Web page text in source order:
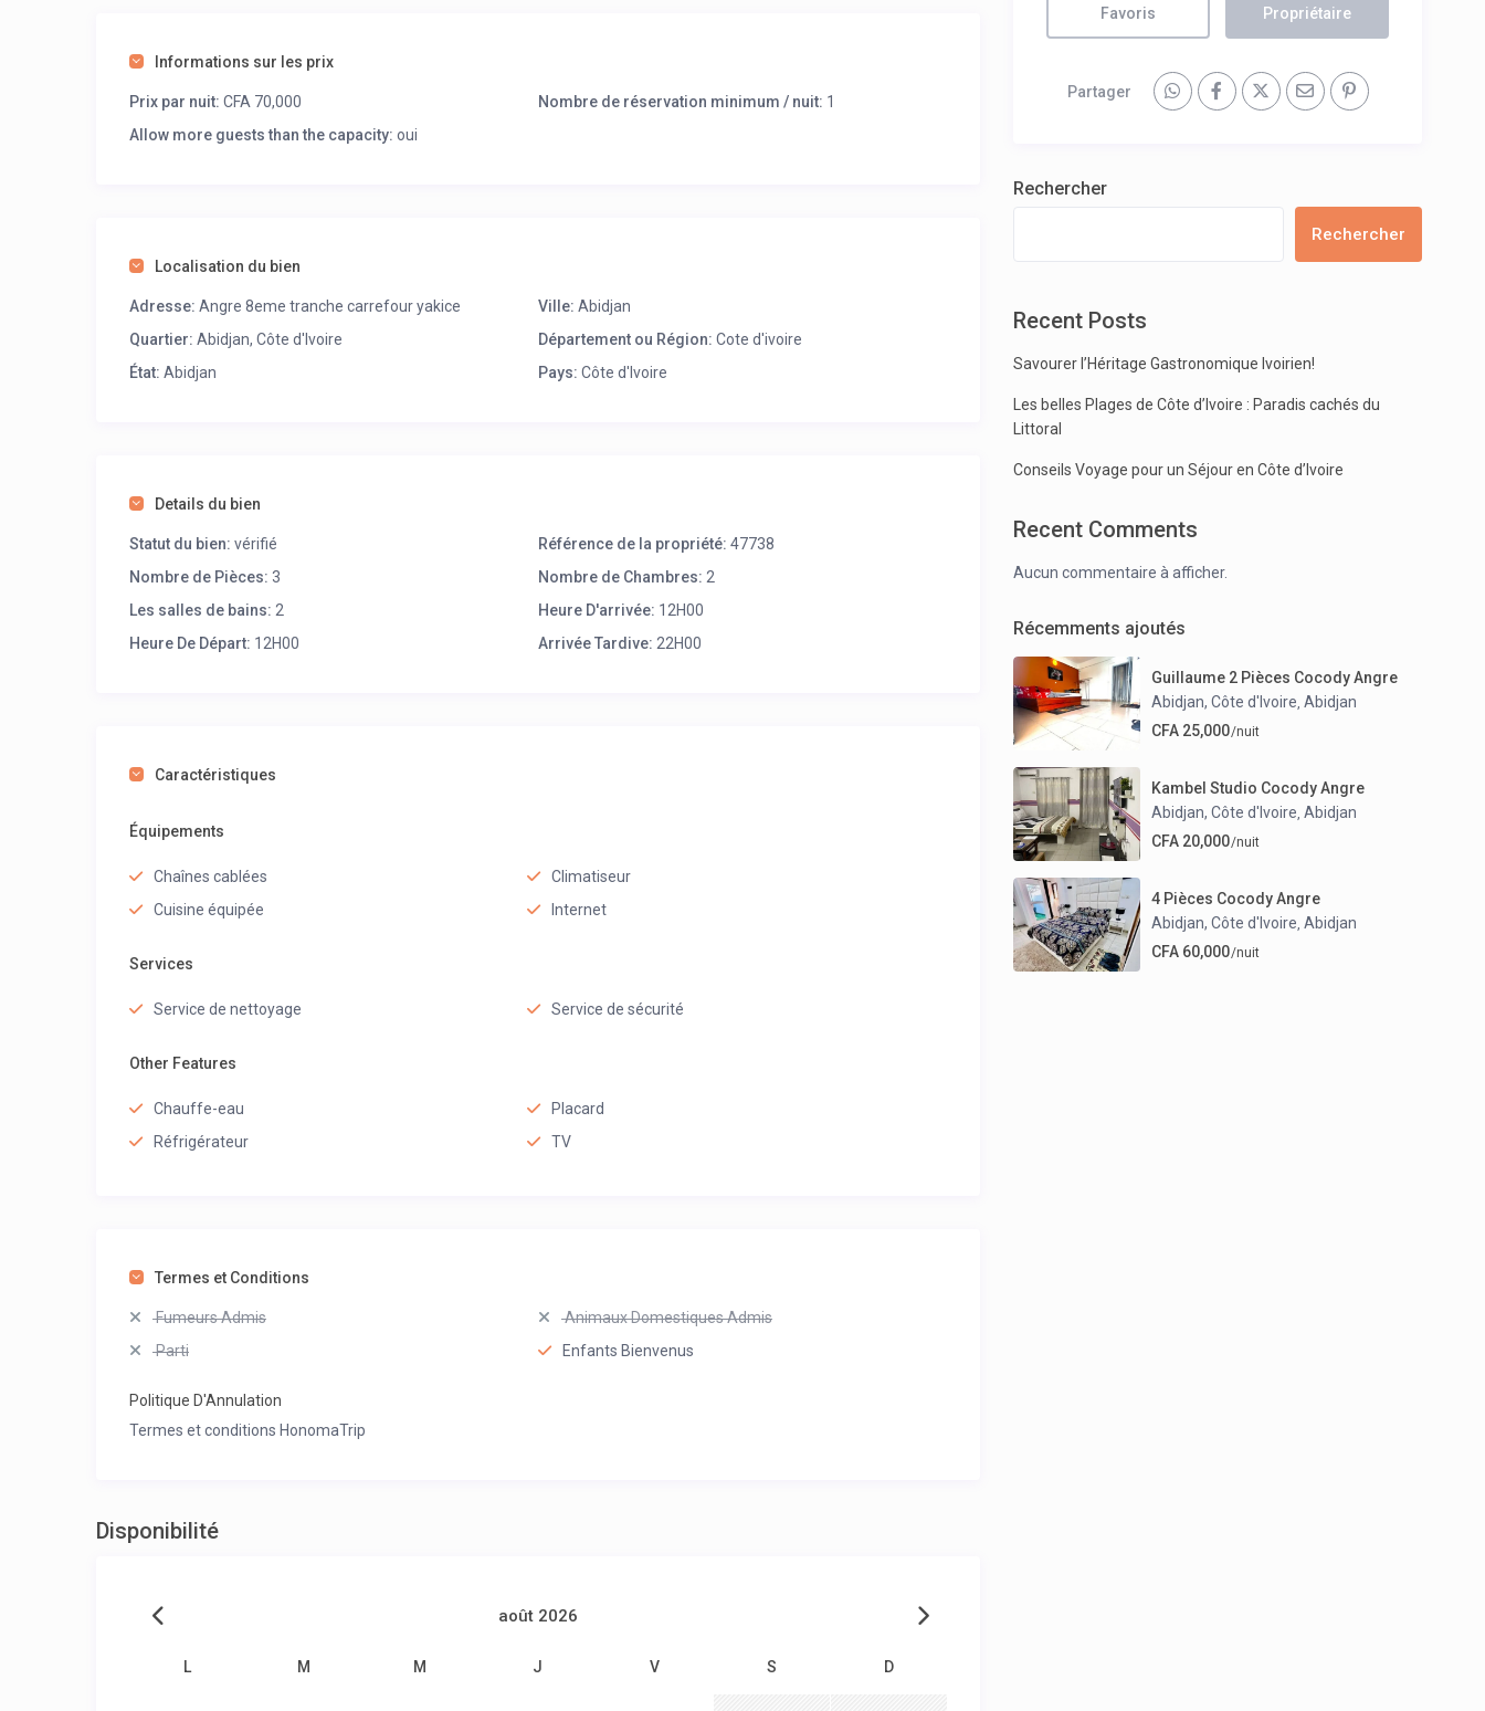
Tarifs :
35 000 FCFA par jour pour un studio
Informations sur les prix
Prix par nuit: CFA 70,000 Nombre de réservation minimum / nuit: 1
Allow more guests than the capacity: oui
Localisation du bien
Adresse: Angre 8eme tranche carrefour yakice Ville: Abidjan
Quartier: Abidjan, Côte d'Ivoire Département ou Région: Cote d'ivoire
État: Abidjan Pays: Côte d'Ivoire
Details du bien
Statut du bien: vérifié Référence de la propriété: 47738
Nombre de Pièces: 3 Nombre de Chambres: 2
Les salles de bains: 2 Heure D'arrivée: 12H00
Heure De Départ: 12H00 Arrivée Tardive: 22H00
Caractéristiques
Équipements
Chaînes cablées
Climatiseur
Cuisine équipée
Internet
Services
Service de nettoyage Service de sécurité
Other Features
Chauffe-eau
Placard
Réfrigérateur
TV
Termes et Conditions
Fumeurs Admis
Animaux Domestiques Admis
Parti
Enfants Bienvenus
Politique D'Annulation
Termes et conditions HonomaTrip
Disponibilité
août 2026
L M M J V S D
Favoris
Propriétaire
Partager
Rechercher
Rechercher
Recent Posts
Savourer l’Héritage Gastronomique Ivoirien!
Les belles Plages de Côte d’Ivoire : Paradis cachés du
Littoral
Conseils Voyage pour un Séjour en Côte d’Ivoire
Recent Comments
Aucun commentaire à afficher.
Récemments ajoutés
Guillaume 2 Pièces Cocody Angre
Abidjan, Côte d'Ivoire Abidjan
CFA 25,000/nuit
Kambel Studio Cocody Angre
Abidjan, Côte d'Ivoire Abidjan
CFA 20,000/nuit
4 Pièces Cocody Angre
Abidjan, Côte d'Ivoire Abidjan
CFA 60,000/nuit